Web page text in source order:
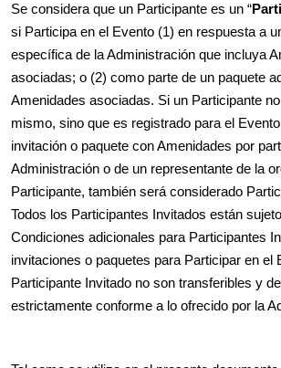
Se considera que un Participante es un “
si Participa en el Evento (1) en respuesta a
específica de la Administración que incluya
asociadas; o (2) como parte de un paquete
Amenidades asociadas. Si un Participante
mismo, sino que es registrado para el
invitación o paquete con Amenidades por
Administración o de un representante de la
Participante, también será considerado
Todos los Participantes Invitados están
Condiciones adicionales para Participantes
invitaciones o paquetes para Participar en el
Participante Invitado no son transferibles y
estrictamente conforme a lo ofrecido por la